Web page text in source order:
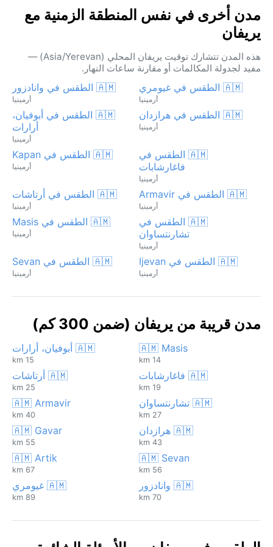
مدن أخرى في نفس المنطقة الزمنية مع
يريفان
هذه المدن تتشارك توقيت يريفان المحلي (Asia/Yerevan) —
مفيد لجدولة المكالمات أو مقارنة ساعات النهار.
🇦🇲 الطقس في غيومري
أرمينيا
🇦🇲 الطقس في وانادزور
أرمينيا
🇦🇲 الطقس في هرازدان
أرمينيا
🇦🇲 الطقس في أبوفيان،
أرارات
أرمينيا
🇦🇲 الطقس في
فاغارشابات
أرمينيا
🇦🇲 الطقس في Kapan
أرمينيا
🇦🇲 الطقس في Armavir
أرمينيا
🇦🇲 الطقس في أرتاشات
أرمينيا
🇦🇲 الطقس في
تشارنتساوان
أرمينيا
🇦🇲 الطقس في Masis
أرمينيا
🇦🇲 الطقس في Ijevan
أرمينيا
🇦🇲 الطقس في Sevan
أرمينيا
مدن قريبة من يريفان (ضمن 300 كم)
🇦🇲 Masis
14 km
🇦🇲 أبوفيان، أرارات
15 km
🇦🇲 فاغارشابات
19 km
🇦🇲 أرتاشات
25 km
🇦🇲 تشارنتساوان
27 km
🇦🇲 Armavir
40 km
🇦🇲 هرازدان
43 km
🇦🇲 Gavar
55 km
🇦🇲 Sevan
56 km
🇦🇲 Artik
67 km
🇦🇲 وانادزور
70 km
🇦🇲 غيومري
89 km